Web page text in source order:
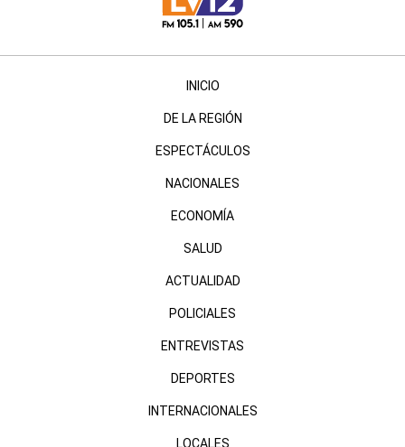
INICIO
DE LA REGIÓN
ESPECTÁCULOS
NACIONALES
ECONOMÍA
SALUD
ACTUALIDAD
POLICIALES
ENTREVISTAS
DEPORTES
INTERNACIONALES
LOCALES